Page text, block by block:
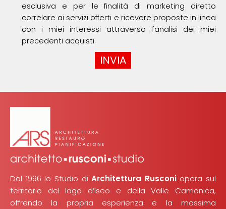
esclusiva e per le finalità di marketing diretto
correlare ai servizi offerti e ricevere proposte in linea
con i miei interessi attraverso l'analisi dei miei
precedenti acquisti.
Dal 1996 lo Studio diArchitettura Rusconiopera sul
territorio del lago d’Iseo e della Valle Camonica,
offrendo la propria esperienza e la massima